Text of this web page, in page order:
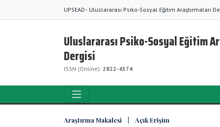
UPSEAD - Uluslararası Psiko-Sosyal Eğitim Araştırmaları
Uluslararası Psiko-Sosyal Eğitim
Dergisi
ISSN (Online): 2822-4574
Araştırma Makalesi | Açık Erişim